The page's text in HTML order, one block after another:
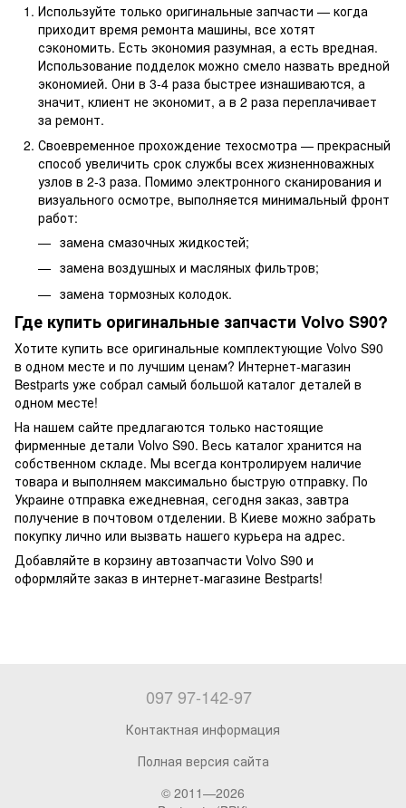
Используйте только оригинальные запчасти — когда
приходит время ремонта машины, все хотят
сэкономить. Есть экономия разумная, а есть вредная.
Использование подделок можно смело назвать вредной
экономией. Они в 3-4 раза быстрее изнашиваются, а
значит, клиент не экономит, а в 2 раза переплачивает
за ремонт.
Своевременное прохождение техосмотра — прекрасный
способ увеличить срок службы всех жизненноважных
узлов в 2-3 раза. Помимо электронного сканирования и
визуального осмотре, выполняется минимальный фронт
работ:
замена смазочных жидкостей;
замена воздушных и масляных фильтров;
замена тормозных колодок.
Где купить оригинальные запчасти Volvo S90?
Хотите купить все оригинальные комплектующие Volvo S90
в одном месте и по лучшим ценам? Интернет-магазин
Bestparts уже собрал самый большой каталог деталей в
одном месте!
На нашем сайте предлагаются только настоящие
фирменные детали Volvo S90. Весь каталог хранится на
собственном складе. Мы всегда контролируем наличие
товара и выполняем максимально быструю отправку. По
Украине отправка ежедневная, сегодня заказ, завтра
получение в почтовом отделении. В Киеве можно забрать
покупку лично или вызвать нашего курьера на адрес.
Добавляйте в корзину автозапчасти Volvo S90 и
оформляйте заказ в интернет-магазине Bestparts!
097 97-142-97
Контактная информация
Полная версия сайта
© 2011—2026